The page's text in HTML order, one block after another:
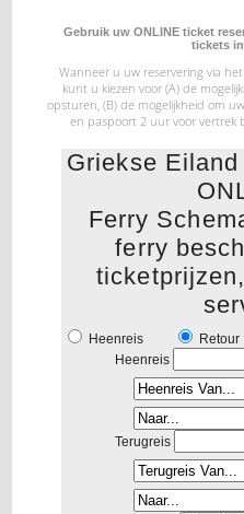
Gebruik uw ONLINE ticket
tickets
Wanneer u uw reservering via
kunt u kiezen voor (A) de
opsturen, (B) de mogelijkheid om
en paspoort 2 uur voor vertrek
Griekse
Ferry
ferry
Heenreis Retour
Heenreis
Terugreis